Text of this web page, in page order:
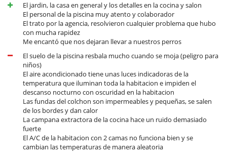
El jardin, la casa en general y los detalles en la cocina y salon
El personal de la piscina muy atento y colaborador
El trato por la agencia, resolvieron cualquier problema que hubo
con mucha rapidez
Me encantó que nos dejaran llevar a nuestros perros
El suelo de la piscina resbala mucho cuando se moja (peligro para
niños)
El aire acondicionado tiene unas luces indicadoras de la
temperatura que iluminan toda la habitacion e impiden el
descanso nocturno con oscuridad en la habitacion
Las fundas del colchon son impermeables y pequeñas, se salen
de los bordes y dan calor
La campana extractora de la cocina hace un ruido demasiado
fuerte
El A/C de la habitacion con 2 camas no funciona bien y se
cambian las temperaturas de manera aleatoria